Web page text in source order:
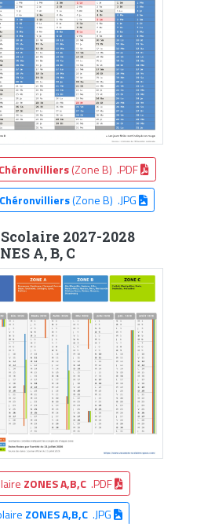
Chéronvilliers(Zone B) .PDF
Chéronvilliers(Zone B) .JPG
2027-2028
A, B, C
ZONES A,B,C .PDF
ZONES A,B,C.JPG